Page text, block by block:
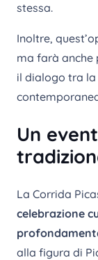
stessa.
Inoltre,
ma farà anche
il dialogo tra
Un
La Corrida
celebrazione
alla figura di